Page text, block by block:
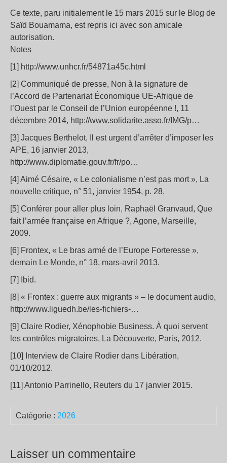
Ce texte, paru initialement le 15 mars 2015 sur le Blog de
Saïd Bouamama, est repris ici avec son amicale
autorisation.
Notes
[1] http://www.unhcr.fr/54871a45c.html
[2] Communiqué de presse, Non à la signature de
l’Accord de Partenariat Économique UE-Afrique de
l’Ouest par le Conseil de l’Union européenne !, 11
décembre 2014, http://www.solidarite.asso.fr/IMG/p…
[3] Jacques Berthelot, Il est urgent d’arrêter d’imposer les
APE, 16 janvier 2013,
http://www.diplomatie.gouv.fr/fr/po…
[4] Aimé Césaire, « Le colonialisme n’est pas mort », La
nouvelle critique, n° 51, janvier 1954, p. 28.
[5] Conférer pour aller plus loin, Raphaël Granvaud, Que
fait l’armée française en Afrique ?, Agone, Marseille,
2009.
[6] Frontex, « Le bras armé de l’Europe Forteresse »,
demain Le Monde, n° 18, mars-avril 2013.
[7] Ibid.
[8] « Frontex : guerre aux migrants » – le document audio,
http://www.liguedh.be/les-fichiers-…
[9] Claire Rodier, Xénophobie Business. À quoi servent
les contrôles migratoires, La Découverte, Paris, 2012.
[10] Interview de Claire Rodier dans Libération,
01/10/2012.
[11] Antonio Parrinello, Reuters du 17 janvier 2015.
Catégorie : 2026
Laisser un commentaire